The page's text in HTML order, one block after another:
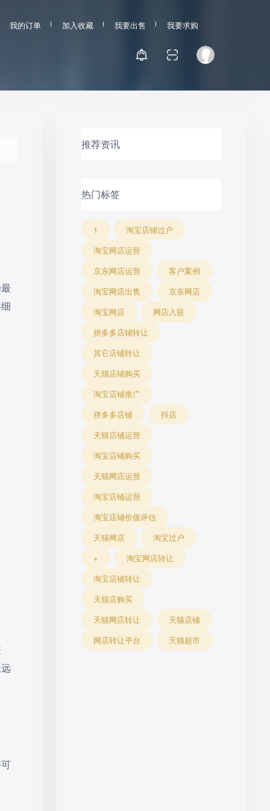
我的订单 加入收藏 我要出售 我要求购
推荐资讯
热门标签
1
淘宝店铺过户
淘宝网店运营
京东网店运营
客户案例
淘宝网店出售
京东网店
淘宝网店
网店入驻
拼多多店铺转让
其它店铺转让
天猫店铺购买
淘宝店铺推广
拼多多店铺
抖店
天猫店铺运营
淘宝店铺购买
天猫网店运营
淘宝店铺运营
淘宝店铺价值评估
天猫网店
淘宝过户
+
淘宝网店转让
淘宝店铺转让
天猫店购买
天猫网店转让
天猫店铺
网店转让平台
天猫超市